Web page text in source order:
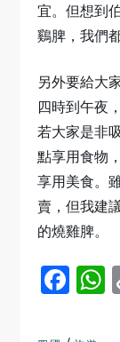
宜。但想到
鷄脾，我們
另外要給大
四時到午夜
若大家是非
點享用食物
享用美食。
賣，但我建
的燒雞脾。